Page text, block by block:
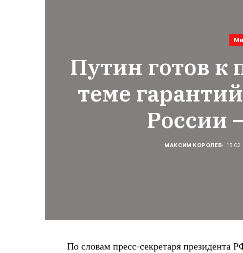
Путин готов к
теме
России
МАКСИМ КОРОЛЕВ
По словам пресс-секретаря президента